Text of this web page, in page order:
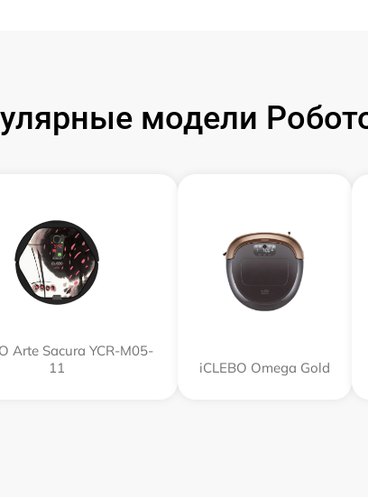
модели
Arte Sacura YCR-M05-
11
iCLEBO Omega Gold